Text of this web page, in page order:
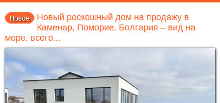
Новый роскошный дом на продажу в
Каменар, Поморие, Болгария – вид на
море, всего...